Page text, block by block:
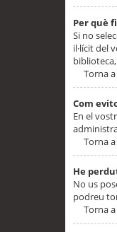
Per què
Si no
il·lícit del
Torna a
Com
En el
Torna a
He
No us
podreu
Torna a